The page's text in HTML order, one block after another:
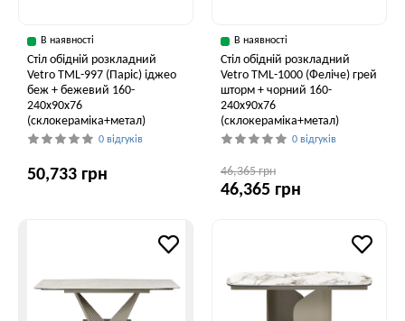
В наявності
Стіл обідній розкладний
Vetro ТМL-997 (Паріс) іджео
беж + бежевий 160-
240x90x76
(склокераміка+метал)
0 відгуків
50,733 грн
В наявності
Стіл обідній розкладний
Vetro ТМL-1000 (Феліче) грей
шторм + чорний 160-
240x90x76
(склокераміка+метал)
0 відгуків
46,365 грн
46,365 грн